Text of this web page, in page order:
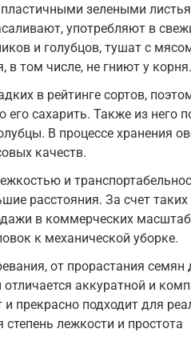
зелеными
употребляют в
и голубцов, тушат с
том числе, не гниют у корня.
в рейтинге сортов,
его сахарить. Также из него
В процессе хранения
качеств.
и
расстояния. За счет таких
в коммерческих
к механической уборке.
от прорастания семян
аккуратной и
прекрасно подходит для
лежкости и простота